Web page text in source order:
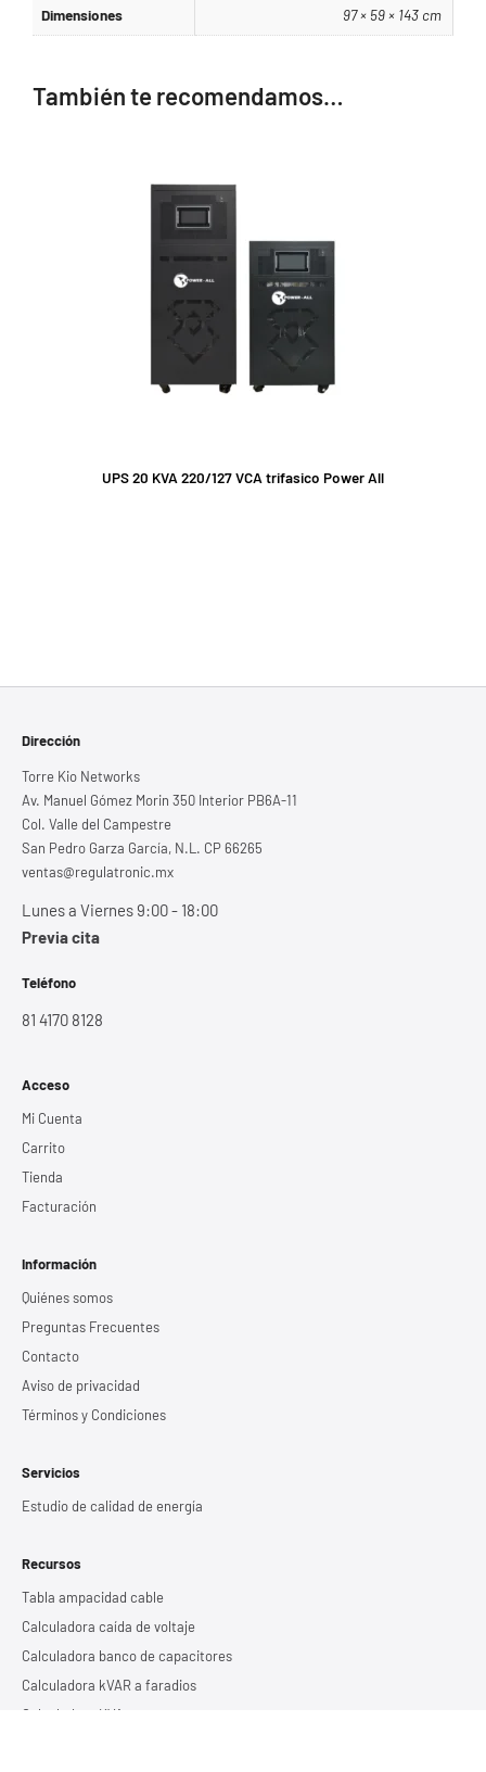
Dimensiones 97 × 59 × 143 cm
También te recomendamos…
UPS 20 KVA 220/127 VCA trifasico Power All
Dirección
Torre Kio Networks
Av. Manuel Gómez Morin 350 Interior PB6A-11
Col. Valle del Campestre
San Pedro Garza García, N.L. CP 66265
ventas@regulatronic.mx
Lunes a Viernes 9:00 - 18:00
Previa cita
Teléfono
81 4170 8128
Acceso
Mi Cuenta
Carrito
Tienda
Facturación
Información
Quiénes somos
Preguntas Frecuentes
Contacto
Aviso de privacidad
Términos y Condiciones
Servicios
Estudio de calidad de energía
Recursos
Tabla ampacidad cable
Calculadora caída de voltaje
Calculadora banco de capacitores
Calculadora kVAR a faradios
Calculadora KVA